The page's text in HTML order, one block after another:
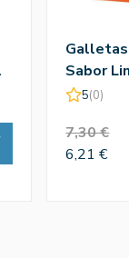
Sabor
Sol
5(0)
7,30 €
6,21 €